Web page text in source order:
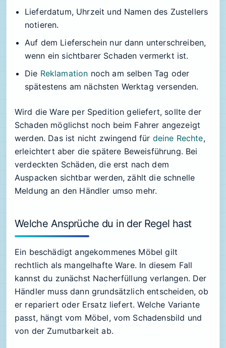
Lieferdatum, Uhrzeit und Namen des Zustellers
notieren.
Auf dem Lieferschein nur dann unterschreiben,
wenn ein sichtbarer Schaden vermerkt ist.
Die Reklamation noch am selben Tag oder
spätestens am nächsten Werktag versenden.
Wird die Ware per Spedition geliefert, sollte der
Schaden möglichst noch beim Fahrer angezeigt
werden. Das ist nicht zwingend für deine Rechte,
erleichtert aber die spätere Beweisführung. Bei
verdeckten Schäden, die erst nach dem
Auspacken sichtbar werden, zählt die schnelle
Meldung an den Händler umso mehr.
Welche Ansprüche du in der Regel hast
Ein beschädigt angekommenes Möbel gilt
rechtlich als mangelhafte Ware. In diesem Fall
kannst du zunächst Nacherfüllung verlangen. Der
Händler muss dann grundsätzlich entscheiden, ob
er repariert oder Ersatz liefert. Welche Variante
passt, hängt vom Möbel, vom Schadensbild und
von der Zumutbarkeit ab.